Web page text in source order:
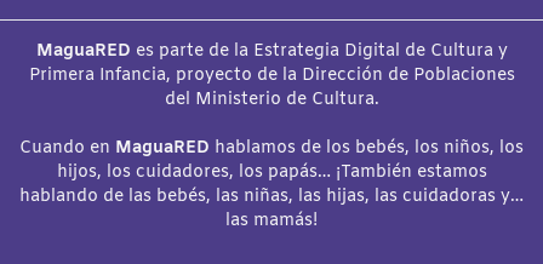
MaguaRED es parte de la Estrategia Digital de Cultura y
Primera Infancia, proyecto de la Dirección de Poblaciones
del Ministerio de Cultura.
Cuando en MaguaRED hablamos de los bebés, los niños, los
hijos, los cuidadores, los papás… ¡También estamos
hablando de las bebés, las niñas, las hijas, las cuidadoras y…
las mamás!